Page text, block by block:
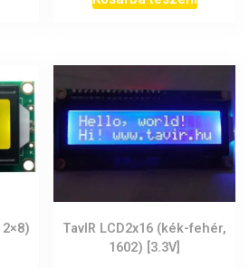
TavIR LCD2x16 (kék-fehér,
1602) [3.3V]